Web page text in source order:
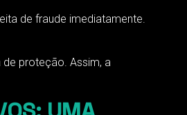
de fraude imediatamente.
proteção. Assim, a